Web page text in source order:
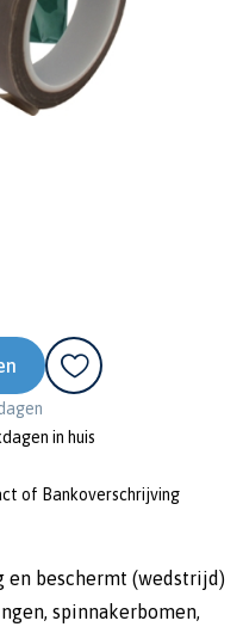
in huis
of Bankoverschrijving
en beschermt (wedstrijd)
spinnakerbomen,